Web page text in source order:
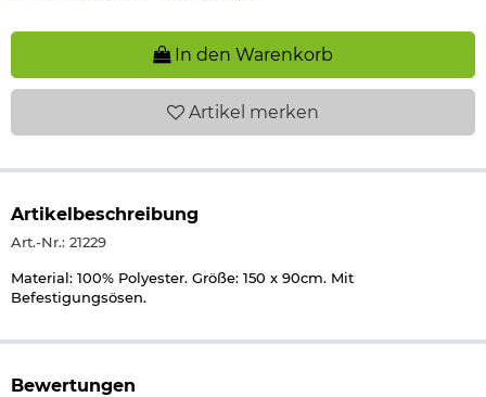
In den Warenkorb
Artikel merken
Artikelbeschreibung
Art.-Nr.: 21229
Material: 100% Polyester. Größe: 150 x 90cm. Mit
Befestigungsösen.
Bewertungen